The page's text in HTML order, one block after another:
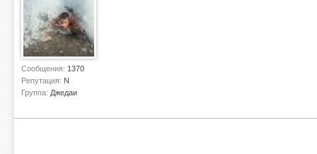
Сообщения: 1370
Репутация: N
Группа: Джедаи